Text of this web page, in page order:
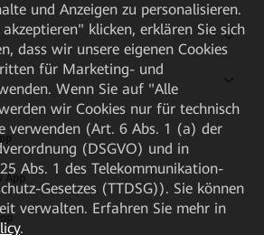
und Anzeigen zu personalisieren.
klicken, erklären Sie sich
dass wir unsere eigenen Cookies
für Marketing- und
Wenn Sie auf "Alle
wir Cookies nur für technisch
verwenden (Art. 6 Abs. 1 (a) der
(DSGVO) und in
Abs. 1 des Telekommunikation-
Gesetzes (TTDSG)). Sie können
verwalten. Erfahren Sie mehr in
.